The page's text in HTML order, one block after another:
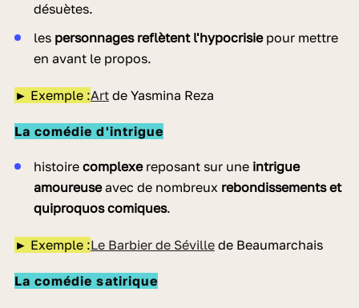
désuètes.
les personnages reflètent l'hypocrisiepour mettre
en avant le propos.
► Exemple :Artde Yasmina Reza
La comédie d'intrigue
histoire complexereposant sur une intrigue
amoureuseavec de nombreux rebondissements et
quiproquos comiques.
► Exemple :Le Barbier de Sévillede Beaumarchais
La comédie satirique